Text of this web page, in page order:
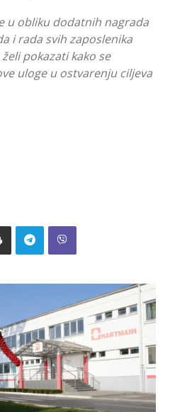
u obliku dodatnih nagrada
i rada svih zaposlenika
pokazati kako se
uloge u ostvarenju ciljeva